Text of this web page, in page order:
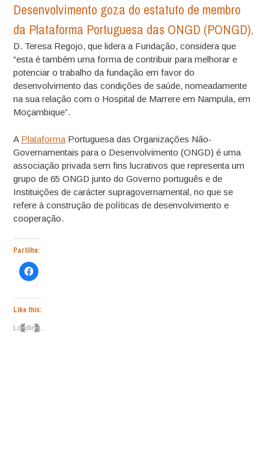
Desenvolvimento goza do estatuto de membro
da Plataforma Portuguesa das ONGD (PONGD).
D. Teresa Regojo, que lidera a Fundação, considera que
“esta é também uma forma de contribuir para melhorar e
potenciar o trabalho da fundação em favor do
desenvolvimento das condições de saúde, nomeadamente
na sua relação com o Hospital de Marrere em Nampula, em
Moçambique”.
A Plataforma Portuguesa das Organizações Não-
Governamentais para o Desenvolvimento (ONGD) é uma
associação privada sem fins lucrativos que representa um
grupo de 65 ONGD junto do Governo português e de
Instituições de carácter supragovernamental, no que se
refere à construção de políticas de desenvolvimento e
cooperação.
Partilhe:
Click
to
Facebook
(Opens
new
window)
Like this:
Loading...